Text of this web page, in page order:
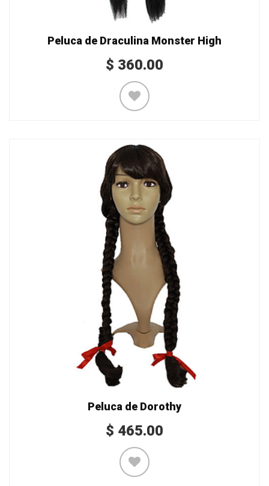
Peluca de Draculina Monster High
$ 360.00
Peluca de Dorothy
$ 465.00